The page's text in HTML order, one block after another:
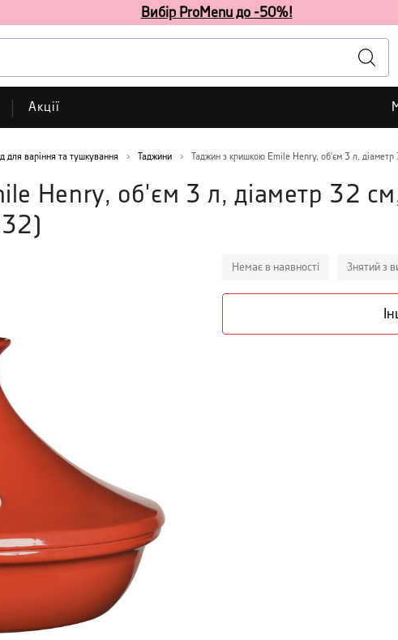
Вибір ProMenu до -50%!
Акції
для варіння та тушкування Таджини Таджин з кришкою Emile Henry, об'єм 3 л,
Henry, об'єм 3 л, діаметр 32
)
Немає в наявності Знятий з